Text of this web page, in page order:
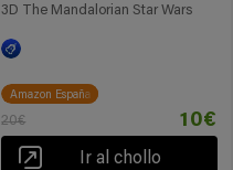
3D The Mandalorian Star Wars
Amazon España
20€ 10€
Ir al chollo